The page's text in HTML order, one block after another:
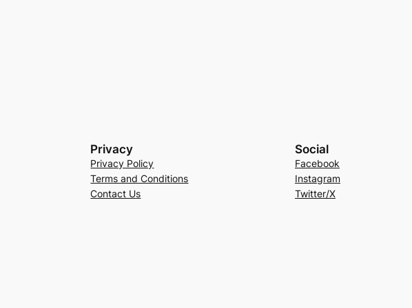
Privacy
Privacy Policy
Terms and Conditions
Contact Us
Social
Facebook
Instagram
Twitter/X